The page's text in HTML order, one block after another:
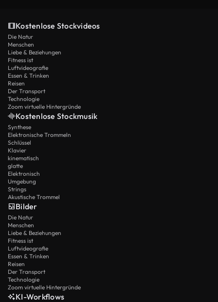
Kostenlose Stockvideos
Die Natur
Menschen
Liebe & Beziehungen
Fitness ist
Luftvideografie
Essen & Trinken
Reisen
Der Transport
Technologie
Zoom virtuelle Hintergründe
Kostenlose Stockmusik
Synthese
Elektronische Trommeln
Schlüssel
Klavier
kinematisch
glatte
Elektronisch
Umgebung
Strings
Akustische Trommel
Bilder
Die Natur
Menschen
Liebe & Beziehungen
Fitness ist
Luftvideografie
Essen & Trinken
Reisen
Der Transport
Technologie
Zoom virtuelle Hintergründe
KI-Workflows